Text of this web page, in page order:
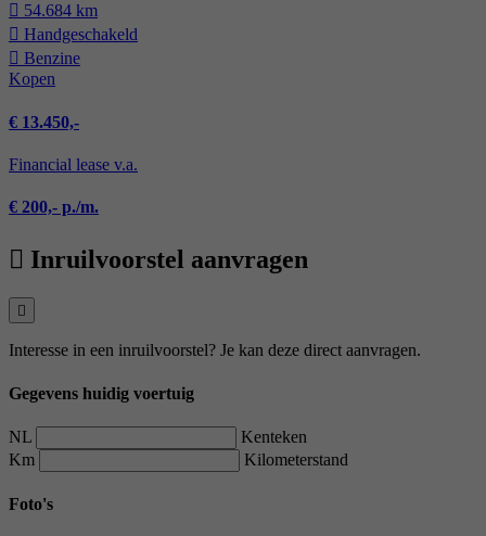
54.684 km
Hand­geschakeld
Benzine
Kopen
€ 13.450,-
Financial lease v.a.
€ 200,- p./m.
Inruilvoorstel aanvragen
Interesse in een inruilvoorstel? Je kan deze direct aanvragen.
Gegevens huidig voertuig
NL
Kenteken
Km
Kilometerstand
Foto's